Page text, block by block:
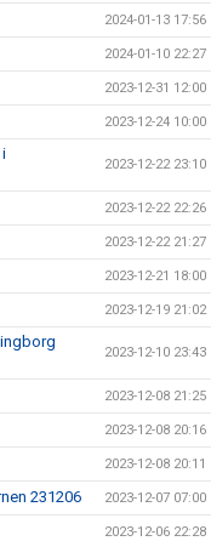
2024-01-13 17:56
2024-01-10 22:27
2023-12-31 12:00
2023-12-24 10:00
i
2023-12-22 23:10
2023-12-22 22:26
2023-12-22 21:27
2023-12-21 18:00
2023-12-19 21:02
2023-12-10 23:43
2023-12-08 21:25
2023-12-08 20:16
2023-12-08 20:11
231206 2023-12-07 07:00
2023-12-06 22:28